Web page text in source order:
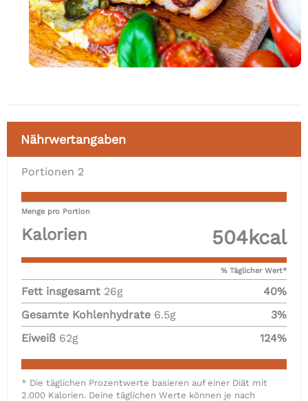
Nährwertangaben
Portionen 2
Menge pro Portion
Kalorien 504kcal
% Täglicher Wert*
Fett insgesamt 26g 40%
Gesamte Kohlenhydrate 6.5g 3%
Eiweiß 62g 124%
* Die täglichen Prozentwerte basieren auf einer Diät mit
2.000 Kalorien. Deine täglichen Werte können je nach